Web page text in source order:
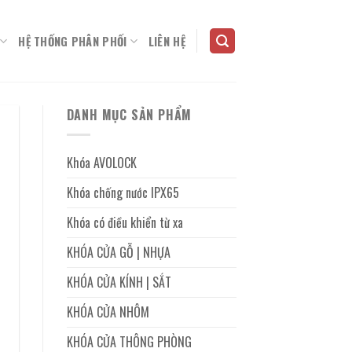
HỆ THỐNG PHÂN PHỐI LIÊN HỆ
DANH MỤC SẢN PHẨM
Khóa AVOLOCK
Khóa chống nước IPX65
Khóa có điều khiển từ xa
KHÓA CỬA GỖ | NHỰA
KHÓA CỬA KÍNH | SẮT
KHÓA CỬA NHÔM
KHÓA CỬA THÔNG PHÒNG